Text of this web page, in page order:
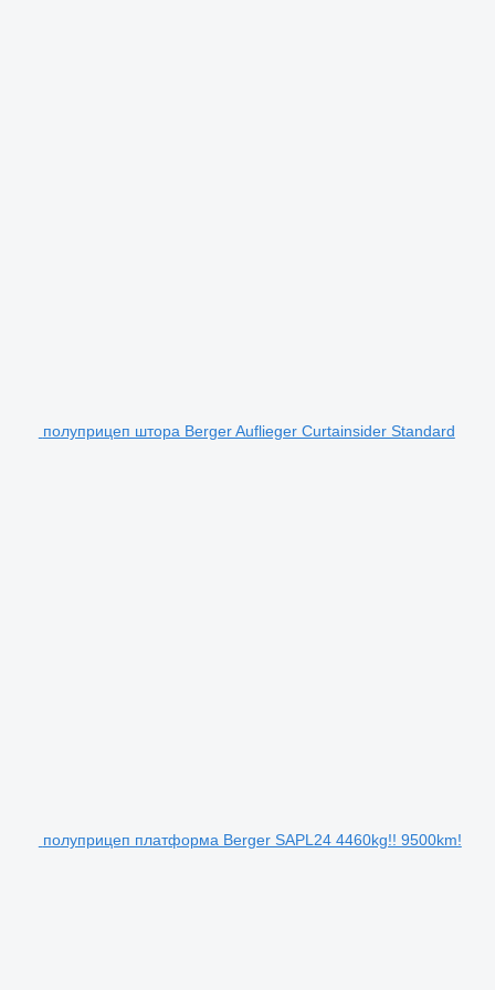
полуприцеп штора Berger Auflieger Curtainsider Standard
полуприцеп платформа Berger SAPL24 4460kg!! 9500km!